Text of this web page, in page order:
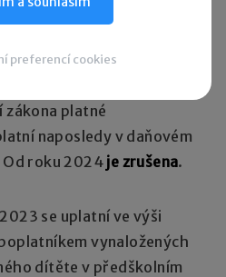
let.
(školkovné)
zákona platné
naposledy v daňovém
Od roku 2024 je zrušena.
se uplatní ve výši
vynaložených
dítěte v předškolním
preferencí cookies